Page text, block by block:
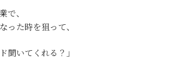
で、
った時を狙って、
聞いてくれる？」